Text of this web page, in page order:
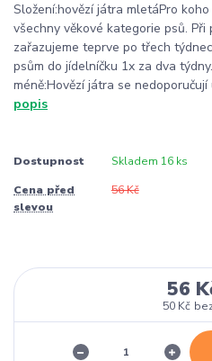
Složení:hovězí játra mletáPro
všechny věkové kategorie psů. Při
zařazujeme teprve po třech
psům do jídelníčku 1x za dva
méně:Hovězí játra se
popis
Dostupnost Skladem 16 ks
Cena před
slevou
56 Kč
56
50 Kč